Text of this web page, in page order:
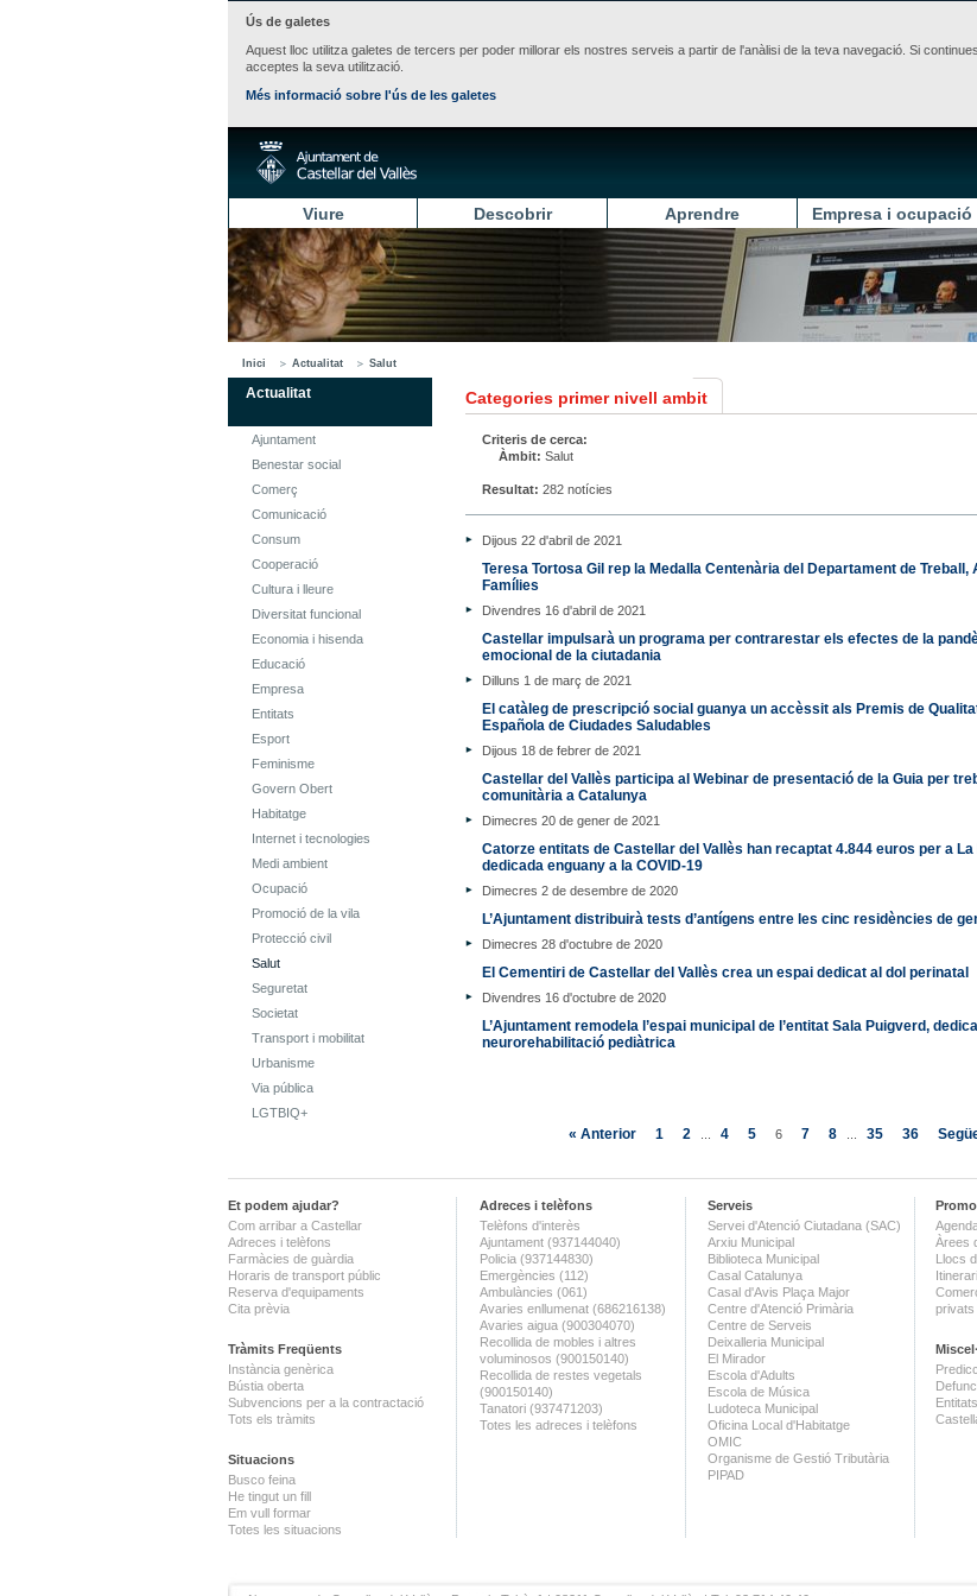
Ús de galetes
Aquest lloc utilitza galetes de tercers per poder millorar els nostres serveis a partir de l'anàlisi de la teva navegació. Si
acceptes la seva utilització.
Més informació sobre l'ús de les galetes
Viure Descobrir Aprendre Empresa i ocupació
Inici Actualitat Salut
Actualitat
Ajuntament
Benestar social
Comerç
Comunicació
Consum
Cooperació
Cultura i lleure
Diversitat funcional
Economia i hisenda
Educació
Empresa
Entitats
Esport
Feminisme
Govern Obert
Habitatge
Internet i tecnologies
Medi ambient
Ocupació
Promoció de la vila
Protecció civil
Salut
Seguretat
Societat
Transport i mobilitat
Urbanisme
Via pública
LGTBIQ+
Categories primer nivell ambit
Criteris de cerca:
Àmbit: Salut
Resultat: 282 notícies
Dijous 22 d'abril de 2021
Teresa Tortosa Gil rep la Medalla Centenària del Departament de Treball,
Famílies
Divendres 16 d'abril de 2021
Castellar impulsarà un programa per contrarestar els efectes de la
emocional de la ciutadania
Dilluns 1 de març de 2021
El catàleg de prescripció social guanya un accèssit als Premis de
Española de Ciudades Saludables
Dijous 18 de febrer de 2021
Castellar del Vallès participa al Webinar de presentació de la Guia per
comunitària a Catalunya
Dimecres 20 de gener de 2021
Catorze entitats de Castellar del Vallès han recaptat 4.844 euros per a La
dedicada enguany a la COVID-19
Dimecres 2 de desembre de 2020
L’Ajuntament distribuirà tests d’antígens entre les cinc residències de
Dimecres 28 d'octubre de 2020
El Cementiri de Castellar del Vallès crea un espai dedicat al dol perinatal
Divendres 16 d'octubre de 2020
L’Ajuntament remodela l’espai municipal de l’entitat Sala Puigverd,
neurorehabilitació pediàtrica
« Anterior 1 2 4 5 6 7 8 35 36
Et podem ajudar?
Com arribar a Castellar
Adreces i telèfons
Farmàcies de guàrdia
Horaris de transport públic
Reserva d'equipaments
Cita prèvia
Tràmits Freqüents
Instància genèrica
Bústia oberta
Subvencions per a la contractació
Tots els tràmits
Situacions
Busco feina
He tingut un fill
Em vull formar
Totes les situacions
Adreces i telèfons
Telèfons d'interès
Ajuntament (937144040)
Policia (937144830)
Emergències (112)
Ambulàncies (061)
Avaries enllumenat (686216138)
Avaries aigua (900304070)
Recollida de mobles i altres
voluminosos (900150140)
Recollida de restes vegetals
(900150140)
Tanatori (937471203)
Totes les adreces i telèfons
Serveis
Servei d'Atenció Ciutadana (SAC)
Arxiu Municipal
Biblioteca Municipal
Casal Catalunya
Casal d'Avis Plaça Major
Centre d'Atenció Primària
Centre de Serveis
Deixalleria Municipal
El Mirador
Escola d'Adults
Escola de Música
Ludoteca Municipal
Oficina Local d'Habitatge
OMIC
Organisme de Gestió Tributària
PIPAD
Àrees
Llocs
privats
Entitats